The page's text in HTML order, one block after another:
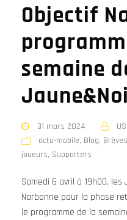
Objectif
semaine
31 mars 2024
actu-mobile, Blog, Brèves
joueurs, Supporters
Samedi 6 avril à 19h00,
Narbonne pour la phase
le programme de la